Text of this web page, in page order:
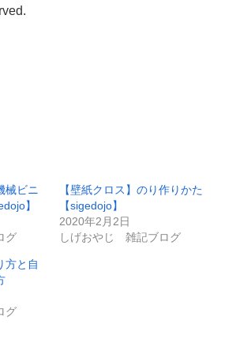
械ビニ
】
グ
【壁紙クロス】のり作りかた
【sigedojo】
2020年2月2日
しげおやじ 雑記ブログ
方と自
グ